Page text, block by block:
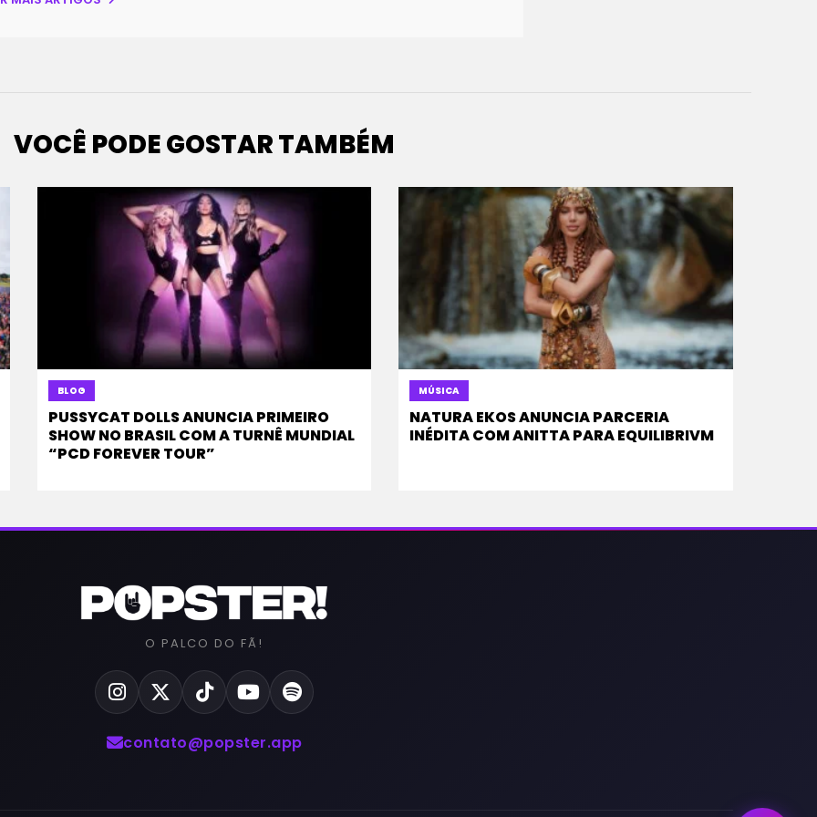
VOCÊ PODE GOSTAR TAMBÉM
BLOG
PUSSYCAT DOLLS ANUNCIA PRIMEIRO
SHOW NO BRASIL COM A TURNÊ MUNDIAL
“PCD FOREVER TOUR”
MÚSICA
NATURA EKOS ANUNCIA PARCERIA
INÉDITA COM ANITTA PARA EQUILIBRIVM
O PALCO DO FÃ!
contato@popster.app